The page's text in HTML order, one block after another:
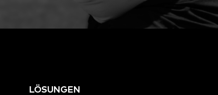
LÖSUNGEN